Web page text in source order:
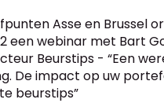
Asse en Brussel
een webinar met Bart
Beurstips - “Een
De impact op uw
beurstips”